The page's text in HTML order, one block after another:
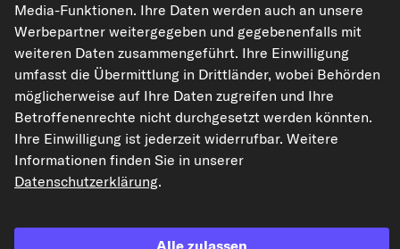
Produktinf
ormation
Produktinf
ormation
Sicherheit
sdatenblat
Media-Funktionen. Ihre Daten werden auch an unsere
Werbepartner weitergegeben und gegebenenfalls mit
weiteren Daten zusammengeführt. Ihre Einwilligung
umfasst die Übermittlung in Drittländer, wobei Behörden
möglicherweise auf Ihre Daten zugreifen und Ihre
Betroffenenrechte nicht durchgesetzt werden könnten.
Ihre Einwilligung ist jederzeit widerrufbar. Weitere
Informationen finden Sie in unserer
Datenschutzerklärung.
Alle zulassen